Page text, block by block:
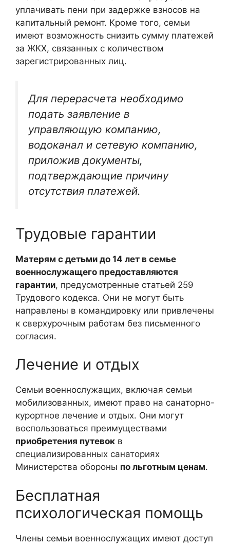
уплачивать пени при задержке взносов на
капитальный ремонт. Кроме того, семьи
имеют возможность снизить сумму платежей
за ЖКХ, связанных с количеством
зарегистрированных лиц.
Для перерасчета необходимо
подать заявление в
управляющую компанию,
водоканал и сетевую компанию,
приложив документы,
подтверждающие причину
отсутствия платежей.
Трудовые гарантии
Матерям с детьми до 14 лет в семье
военнослужащего предоставляются
гарантии, предусмотренные статьей 259
Трудового кодекса. Они не могут быть
направлены в командировку или привлечены
к сверхурочным работам без письменного
согласия.
Лечение и отдых
Семьи военнослужащих, включая семьи
мобилизованных, имеют право на санаторно-
курортное лечение и отдых. Они могут
воспользоваться преимуществами
приобретения путевок в
специализированных санаториях
Министерства обороны по льготным ценам.
Бесплатная
психологическая помощь
Члены семьи военнослужащих имеют доступ